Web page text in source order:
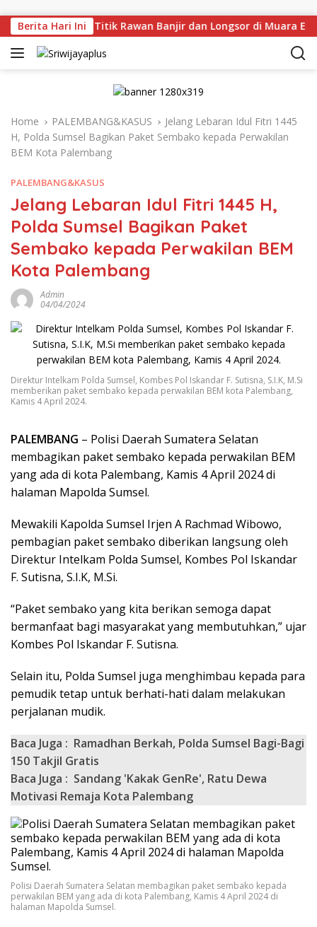
Berita Hari Ini
Langsung Titik Rawan Banjir dan Longsor di Muara
Home PALEMBANG&KASUS
Jelang Lebaran Idul Fitri 1445
H, Polda Sumsel Bagikan Paket Sembako kepada Perwakilan
BEM Kota Palembang
PALEMBANG&KASUS
Jelang Lebaran Idul Fitri 1445 H,
Polda Sumsel Bagikan Paket
Sembako kepada Perwakilan BEM
Kota Palembang
Admin
04/04/2024
Direktur Intelkam Polda Sumsel, Kombes Pol Iskandar F. Sutisna, S.I.K, M.Si
memberikan paket sembako kepada perwakilan BEM kota Palembang,
Kamis 4 April 2024.
PALEMBANG – Polisi Daerah Sumatera Selatan
membagikan paket sembako kepada perwakilan BEM
yang ada di kota Palembang, Kamis 4 April 2024 di
halaman Mapolda Sumsel.
Mewakili Kapolda Sumsel Irjen A Rachmad Wibowo,
pembagian paket sembako diberikan langsung oleh
Direktur Intelkam Polda Sumsel, Kombes Pol Iskandar
F. Sutisna, S.I.K, M.Si.
“Paket sembako yang kita berikan semoga dapat
bermanfaat bagi masyarakat yang membutuhkan,” ujar
Kombes Pol Iskandar F. Sutisna.
Selain itu, Polda Sumsel juga menghimbau kepada para
pemudik tetap untuk berhati-hati dalam melakukan
perjalanan mudik.
Baca Juga : Ramadhan Berkah, Polda Sumsel Bagi-Bagi
150 Takjil Gratis
Baca Juga : Sandang 'Kakak GenRe', Ratu Dewa
Motivasi Remaja Kota Palembang
Polisi Daerah Sumatera Selatan membagikan paket sembako kepada
perwakilan BEM yang ada di kota Palembang, Kamis 4 April 2024 di
halaman Mapolda Sumsel.